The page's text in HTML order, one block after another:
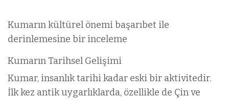
Kumarın kültürel önemi başarıbet ile
derinlemesine bir inceleme
Kumarın Tarihsel Gelişimi
Kumar, insanlık tarihi kadar eski bir aktivitedir.
İlk kez antik uygarlıklarda, özellikle de Çin ve